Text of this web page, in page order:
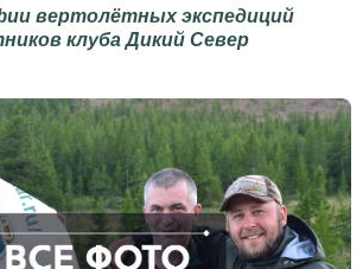
вертолётных экспедиций
клуба Дикий Север